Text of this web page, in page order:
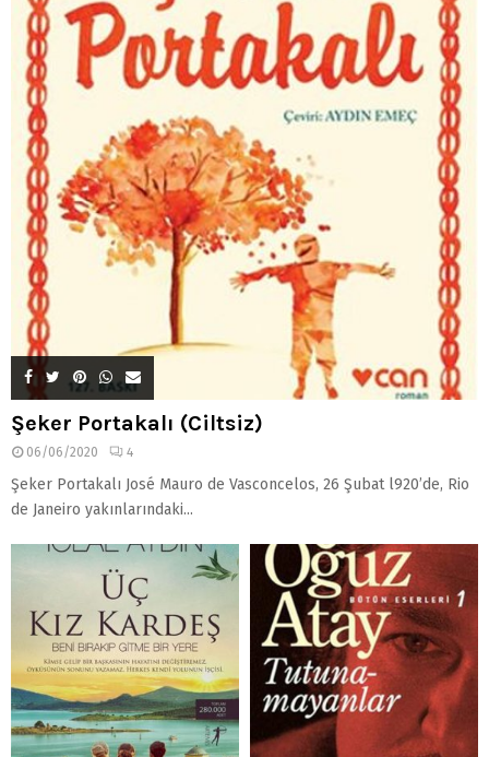
Şeker Portakalı (Ciltsiz)
06/06/2020 4
Şeker Portakalı José Mauro de Vasconcelos, 26 Şubat l920’de, Rio
de Janeiro yakınlarındaki...